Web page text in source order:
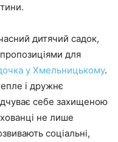
дитячий садок,
для
у Хмельницькому.
і дружнє
себе захищеною
не лише
соціальні,